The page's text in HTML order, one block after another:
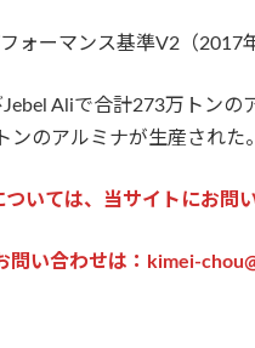
ォーマンス基準V2（2017
Aliで合計273万トンの
のアルミナが生産された。
ついては、当サイトにお問
問い合わせは：kimei-